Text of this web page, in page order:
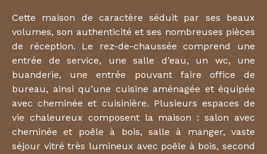
Cette maison de caractère séduit par ses beaux
volumes, son authenticité et ses nombreuses pièces
de réception. Le rez-de-chaussée comprend une
entrée de service, une salle d’eau, un wc, une
buanderie, une entrée pouvant faire office de
bureau, ainsi qu’une cuisine aménagée et équipée
avec cheminée et cuisinière. Plusieurs espaces de
vie chaleureux composent la maison : salon avec
cheminée et poêle à bois, salle à manger, vaste
séjour vitré très lumineux avec poêle à bois, second